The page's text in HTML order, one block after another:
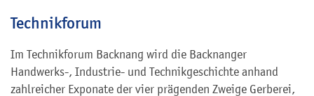
Technikforum
Im Technikforum Backnang wird die Backnanger
Handwerks-, Industrie- und Technikgeschichte anhand
zahlreicher Exponate der vier prägenden Zweige Gerberei,